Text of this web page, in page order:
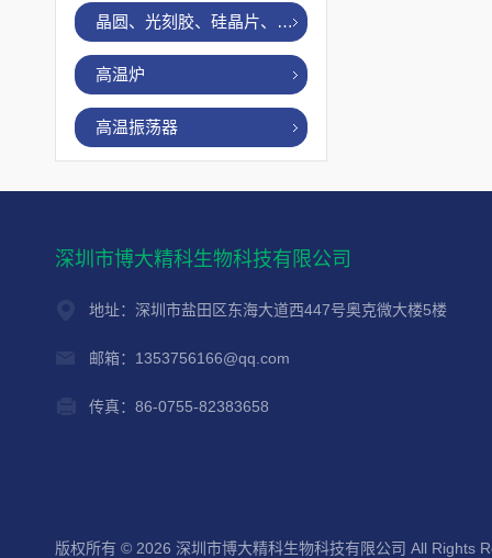
晶圆、光刻胶、硅晶片、烤胶机
高温炉
高温振荡器
深圳市博大精科生物科技有限公司
地址：深圳市盐田区东海大道西447号奥克微大楼5楼
邮箱：1353756166@qq.com
传真：86-0755-82383658
版权所有 © 2026 深圳市博大精科生物科技有限公司 All Rights